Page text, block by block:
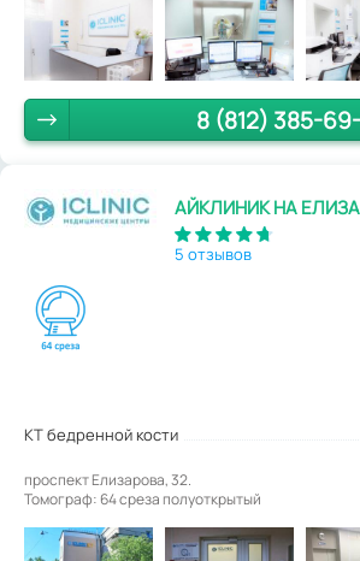
8 (812) 385-
АЙКЛИНИК НА
5 отзывов
КТ бедренной кости
проспект Елизарова, 32.
Томограф: 64 среза полуоткрытый